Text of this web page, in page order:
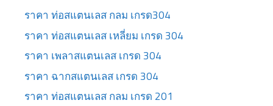
ราคา ท่อสแตนเลส กลม เกรด304
ราคา ท่อสแตนเลส เหลี่ยม เกรด 304
ราคา เพลาสแตนเลส เกรด 304
ราคา ฉากสแตนเลส เกรด 304
ราคา ท่อสแตนเลส กลม เกรด 201